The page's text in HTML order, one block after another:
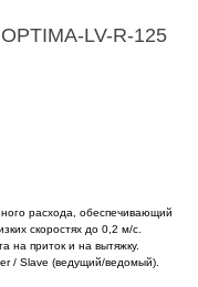
LV-R-125
расхода, обеспечивающий
скоростях до 0,2 м/с.
на приток и на вытяжку.
/ Slave (ведущий/ведомый).